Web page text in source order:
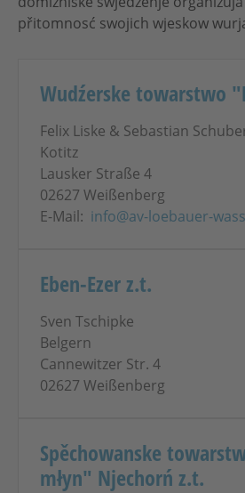
přitomnosć swojich wjeskow
Wudźerske towarstwo
Felix Liske & Sebastian
Kotitz
Lausker Straße 4
02627 Weißenberg
E-Mail: info@av-loebauer-
Eben-Ezer z.t.
Sven Tschipke
Belgern
Cannewitzer Str. 4
02627 Weißenberg
Spěchowanske
młyn" Njechorń z.t.